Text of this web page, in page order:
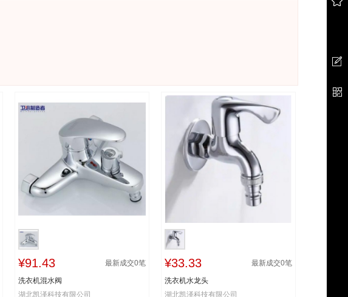
¥91.43 最新成交0笔
洗衣机混水阀
湖北凯泽科技有限公司
¥33.33 最新成交0笔
洗衣机水龙头
湖北凯泽科技有限公司